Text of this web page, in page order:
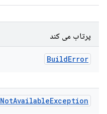
پرتاب می کند
BuildError
NotAvailableException